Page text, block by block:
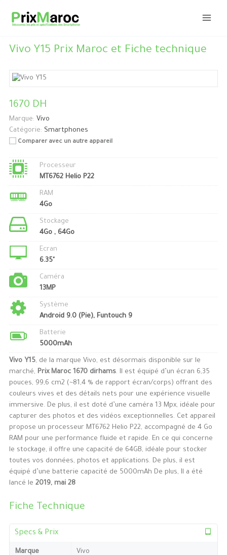
Vivo Y15 Prix Maroc et Fiche technique
1670 DH
Marque: Vivo
Catégorie: Smartphones
Comparer avec un autre appareil
Processeur
MT6762 Helio P22
RAM
4Go
Stockage
4Go , 64Go
Ecran
6.35"
Caméra
13MP
Système
Android 9.0 (Pie), Funtouch 9
Batterie
5000mAh
Vivo Y15, de la marque Vivo, est désormais disponible sur le
marché, Prix Maroc 1670 dirhams. Il est équipé d’un écran 6,35
pouces, 99,6 cm2 (~81,4 % de rapport écran/corps) offrant des
couleurs vives et des détails nets pour une expérience visuelle
immersive. De plus, il est doté d’une caméra 13 Mpx, idéale pour
capturer des photos et des vidéos exceptionnelles. Cet appareil
propose un processeur MT6762 Helio P22, accompagné de 4 Go
RAM pour une performance fluide et rapide. En ce qui concerne
le stockage, il offre une capacité de 64GB, idéale pour stocker
toutes vos données, photos et applications. De plus, il est
équipé d’une batterie capacité de 5000mAh De plus, Il a été
lancé le 2019, mai 28
Fiche Technique
Specs & Prix
Marque Vivo